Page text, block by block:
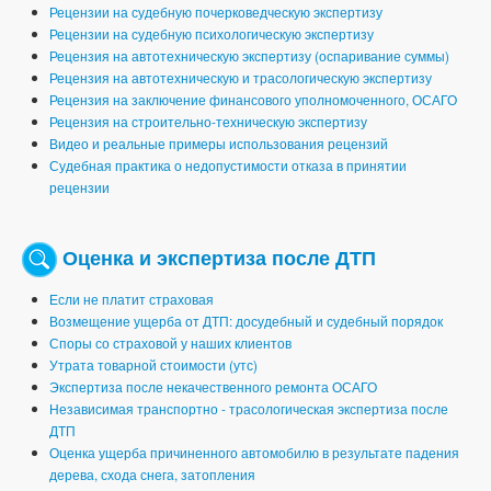
Рецензии на судебную почерковедческую экспертизу
Рецензии на судебную психологическую экспертизу
Рецензия на автотехническую экспертизу (оспаривание суммы)
Рецензия на автотехническую и трасологическую экспертизу
Рецензия на заключение финансового уполномоченного, ОСАГО
Рецензия на строительно-техническую экспертизу
Видео и реальные примеры использования рецензий
Судебная практика о недопустимости отказа в принятии
рецензии
Оценка и экспертиза после ДТП
Если не платит страховая
Возмещение ущерба от ДТП: досудебный и судебный порядок
Споры со страховой у наших клиентов
Утрата товарной стоимости (утс)
Экспертиза после некачественного ремонта ОСАГО
Независимая транспортно - трасологическая экспертиза после
ДТП
Оценка ущерба причиненного автомобилю в результате падения
дерева, схода снега, затопления